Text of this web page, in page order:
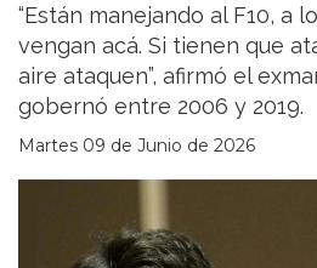
“Están manejando al F10, a
vengan acá. Si tienen que
aire ataquen”, afirmó el
gobernó entre 2006 y 2019.
Martes 09 de Junio de 2026